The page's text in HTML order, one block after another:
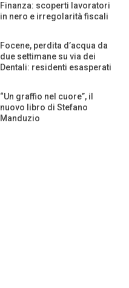
Finanza: scoperti lavoratori
in nero e irregolarità fiscali
Focene, perdita d’acqua da
due settimane su via dei
Dentali: residenti esasperati
“Un graffio nel cuore”, il
nuovo libro di Stefano
Manduzio